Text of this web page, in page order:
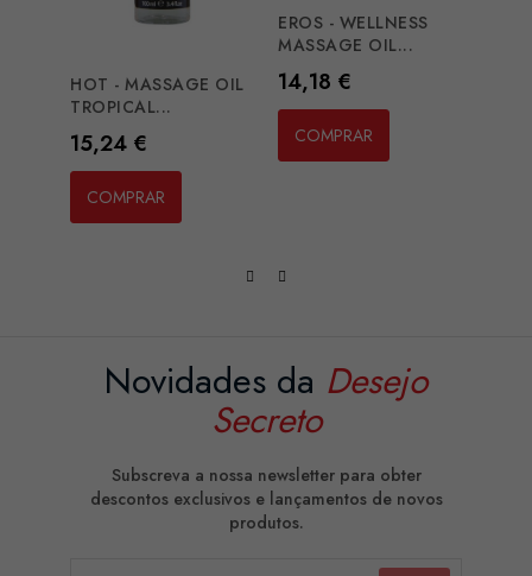
HOT - MASSAGE OIL
TROPICAL...
Preço
15,24 €
COMPRAR
EROS - WELLNESS
MASSAGE OIL...
Preço
14,18 €
COMPRAR
Novidades da Desejo
Secreto
Subscreva a nossa newsletter para obter
descontos exclusivos e lançamentos de novos
produtos.